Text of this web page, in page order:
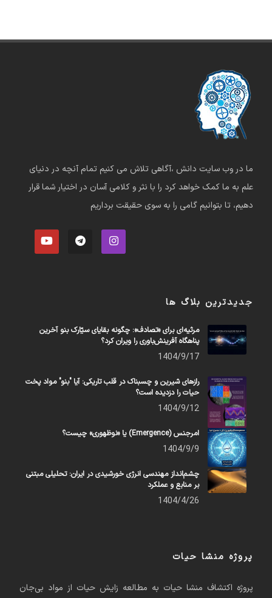
ما در وب سایت دانش ،آگاهی تلاش می کنیم تمام آنچه در دنیای
علم به ما کمک خواهد کرد را با نثر و کلامی آسان در اختیار شما قرار
دهیم، تا بتوانیم گامی را به سوی حقیقت برداریم
جدیدترین بلاگ ها
مرثیه‌ای برای «تصادف»: چگونه بقایای سیّارک بنو آخرین
پناهگاه آفرینش‌باوری را ویران کرد؟
1404/9/17
رازهای شیرین و چسبناک در قلب تاریکی: آیا "بنو" مواد پخت
حیات را دزدیده است؟
1404/9/12
امرجنس (Emergence) یا «نوظهوری» چیست؟
1404/9/9
چشم‌انداز مهندسی انرژی خورشیدی در ایران: تحلیلی مبتنی
بر منابع و عملکرد
1404/4/26
پروژه منشا حیات
پروژه اکتشاف منشا حیات به مطالعه زایش حیات از مواد بی‌جان